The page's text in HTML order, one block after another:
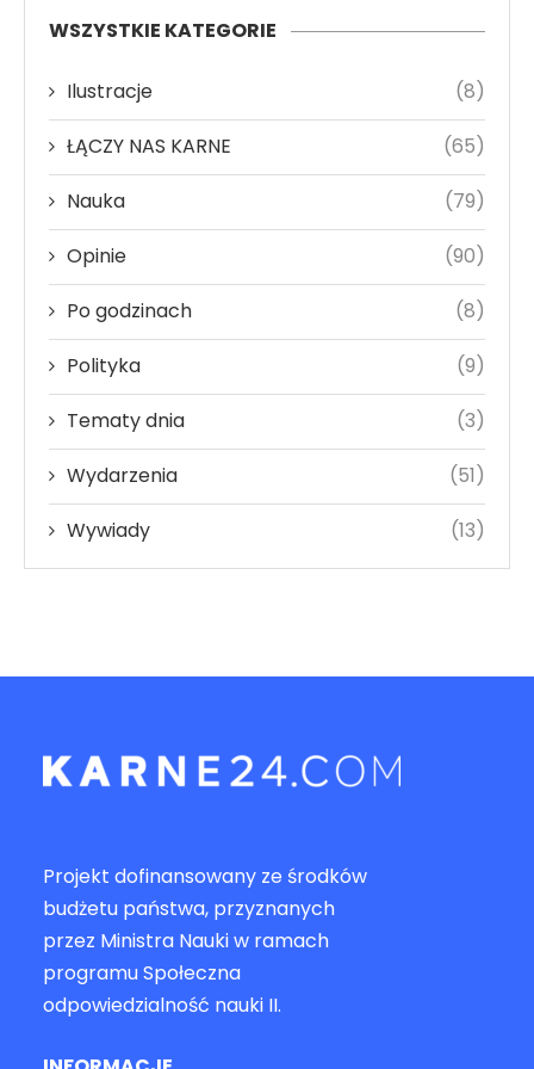
WSZYSTKIE KATEGORIE
Ilustracje
(8)
ŁĄCZY NAS KARNE
(65)
Nauka
(79)
Opinie
(90)
Po godzinach
(8)
Polityka
(9)
Tematy dnia
(3)
Wydarzenia
(51)
Wywiady
(13)
Projekt dofinansowany ze środków
budżetu państwa, przyznanych
przez Ministra Nauki w ramach
programu Społeczna
odpowiedzialność nauki II.